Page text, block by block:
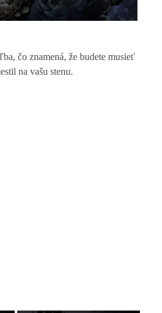
čo znamená, že budete musieť
na vašu stenu.